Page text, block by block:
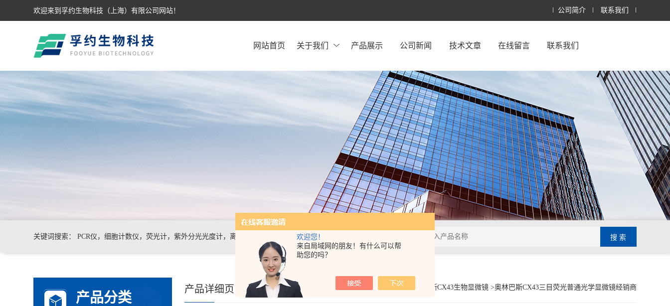
欢迎您！
来自局域网的朋友！有什么可以帮
助您的吗？
欢迎来到孚约生物科技（上海）有限公司网站！ 公司简介 联系我们
网站首页 关于我们 产品展示 公司新闻 技术文章 在线留言 联系我们
关键词搜索： PCR仪，细胞计数仪，荧光计，紫外分光光度计，离心机，电泳仪电泳槽，化学发光
产品分类
你的位置： 产品展示 光学仪器> 奥林巴斯CX43生物显微镜>奥林巴斯CX43三目荧光普通光学显微镜经销商
产品详细页